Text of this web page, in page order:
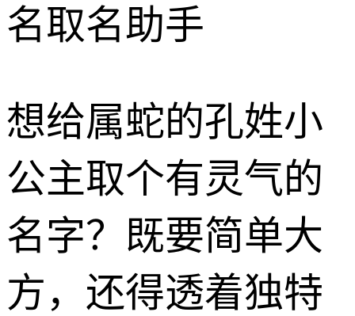
名取名助手
想给属蛇的孔姓小
公主取个有灵气的
名字？既要简单大
方，还得透着独特